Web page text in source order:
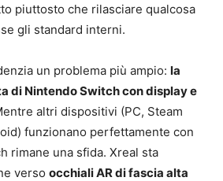
piuttosto che rilasciare qualcosa
gli standard interni.
un problema più ampio: la
di Nintendo Switch con display e
altri dispositivi (PC, Steam
funzionano perfettamente con
rimane una sfida. Xreal sta
verso occhiali AR di fascia alta